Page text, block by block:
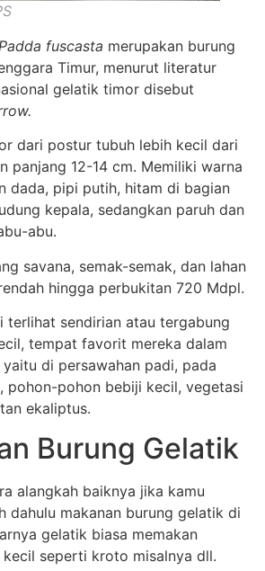
Padda fuscasta merupakan burung
Timur, menurut literatur
gelatik timor disebut
dari postur tubuh lebih kecil dari
panjang 12-14 cm. Memiliki warna
dada, pipi putih, hitam di bagian
kepala, sedangkan paruh dan
abu.
savana, semak-semak, dan lahan
hingga perbukitan 720 Mdpl.
terlihat sendirian atau tergabung
tempat favorit mereka dalam
di persawahan padi, pada
pohon-pohon bebiji kecil, vegetasi
ekaliptus.
Burung Gelatik
alangkah baiknya jika kamu
dahulu makanan burung gelatik di
gelatik biasa memakan
seperti kroto misalnya dll.